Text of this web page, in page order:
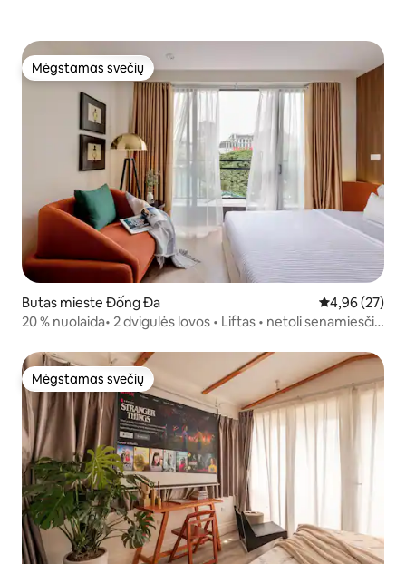
Mėgstamas svečių
Mėgstamas svečių
Butas mieste Đống Đa Vidutinis
4,96 (27)
20 % nuolaida• 2 dvigulės lovos • Liftas • netoli senamiesčio
Mėgstamas svečių
Mėgstamas svečių